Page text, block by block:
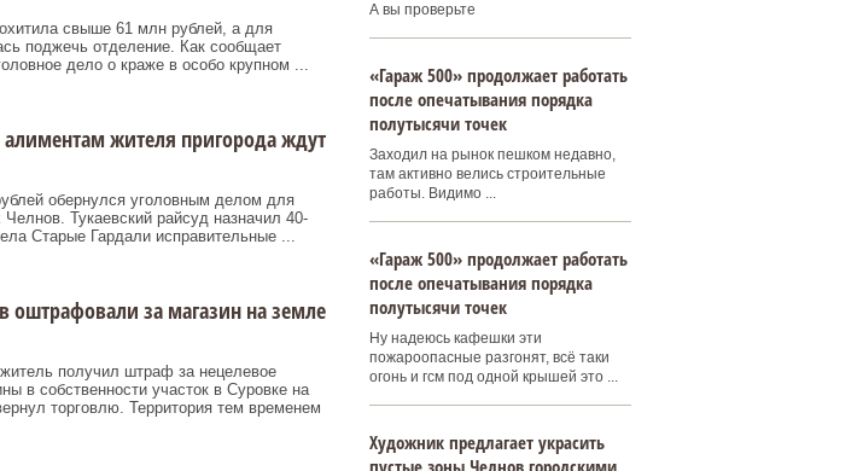
свыше 61 млн рублей, а для
поджечь отделение. Как сообщает
дело о краже в особо крупном ...
жителя пригорода ждут
обернулся уголовным делом для
Тукаевский райсуд назначил 40-
Старые Гардали исправительные ...
оштрафовали за магазин на земле
получил штраф за нецелевое
в собственности участок в Суровке на
торговлю. Территория тем временем
А вы проверьте
«Гараж 500» продолжает работать
после опечатывания порядка
полутысячи точек
Заходил на рынок пешком недавно,
там активно велись строительные
работы. Видимо ...
«Гараж 500» продолжает работать
после опечатывания порядка
полутысячи точек
Ну надеюсь кафешки эти
пожароопасные разгонят, всё таки
огонь и гсм под одной крышей это ...
Художник предлагает украсить
пустые зоны Челнов городскими